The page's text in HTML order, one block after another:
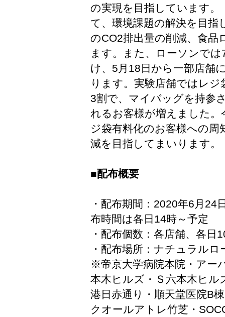
の実現を目指しています
て、環境課題の解決を目指
のCO2排出量の削減、食
ます。また、ローソンで
け、5月18日から一部店舗
ります。実験店舗ではレ
3割で、マイバッグを持参
れるお客様が増えました
ジ袋有料化のお客様への
減を目指してまいります。
■配布概要
・配布期間：2020年6月
布時間は各日14時～予定
・配布個数：各店舗、各
・配布場所：ナチュラル
※帝京大学病院本院・アー
本木ヒルズ・Ｓ六本木ヒル
港日赤通り・順天堂医院B
クオールアトレ竹芝・